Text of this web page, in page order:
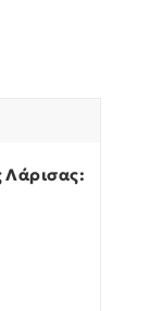
Λάρισας: